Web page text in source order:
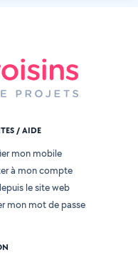
/ AIDE
mon mobile
à mon compte
le site web
mon mot de passe